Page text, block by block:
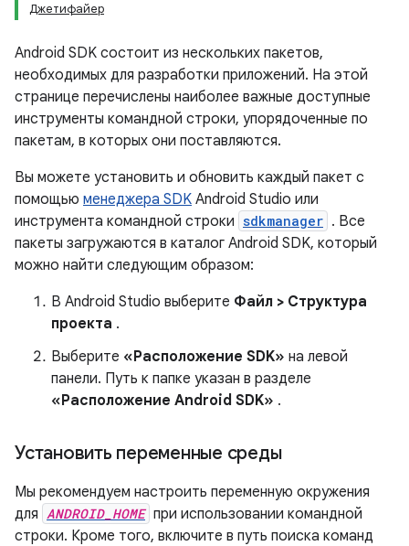
Джетифайер
Android SDK состоит из нескольких пакетов,
необходимых для разработки приложений. На этой
странице перечислены наиболее важные доступные
инструменты командной строки, упорядоченные по
пакетам, в которых они поставляются.
Вы можете установить и обновить каждый пакет с
помощью менеджера SDK Android Studio или
инструмента командной строки sdkmanager . Все
пакеты загружаются в каталог Android SDK, который
можно найти следующим образом:
В Android Studio выберите Файл > Структура
проекта .
Выберите «Расположение SDK» на левой
панели. Путь к папке указан в разделе
«Расположение Android SDK» .
Установить переменные среды
Мы рекомендуем настроить переменную окружения
для ANDROID_HOME при использовании командной
строки. Кроме того, включите в путь поиска команд